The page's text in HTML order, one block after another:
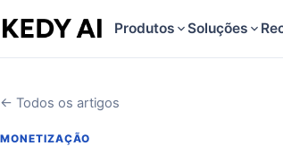
Produtos Soluções
← Todos os artigos
MONETIZAÇÃO